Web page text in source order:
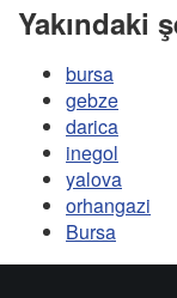
Yakındaki
bursa
gebze
darica
inegol
yalova
orhangazi
Bursa